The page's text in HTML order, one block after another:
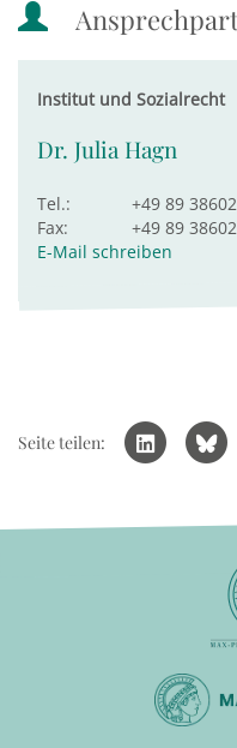
Institut und Sozialrecht
Dr. Julia Hagn
Tel.:
+49 89
Fax:
+49 89
E-Mail schreiben
Seite teilen: